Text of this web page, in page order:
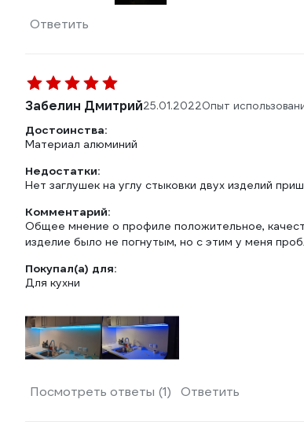
Ответить
Забелин Дмитрий25.01.2022Опыт
Достоинства:
Материал алюминий
Недостатки:
Нет заглушек на углу стыковки двух изделий
Комментарий:
Общее мнение о профиле положительное,
изделие было не погнутым, но с этим у меня
Покупал(а) для:
Для кухни
Посмотреть ответы (1) Ответить